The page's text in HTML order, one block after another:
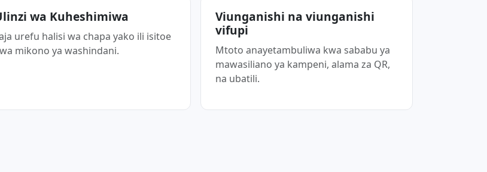
wa Kuheshimiwa
urefu halisi wa chapa yako ili isitoe
mikono ya washindani.
Viunganishi na viunganishi
vifupi
Mtoto anayetambuliwa kwa sababu ya
mawasiliano ya kampeni, alama za QR,
na ubatili.